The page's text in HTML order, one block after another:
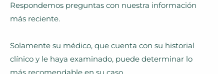
Respondemos preguntas con nuestra información
más reciente.
Solamente su médico, que cuenta con su historial
clínico y le haya examinado, puede determinar lo
más recomendable en su caso.